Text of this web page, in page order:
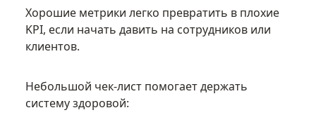
Хорошие метрики легко превратить в плохие
KPI, если начать давить на сотрудников или
клиентов.
Небольшой чек-лист помогает держать
систему здоровой: